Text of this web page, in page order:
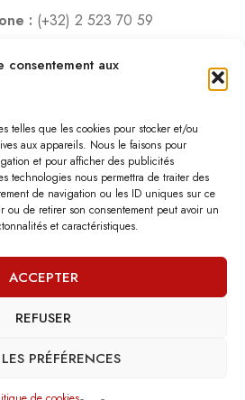
consentement aux
telles que les cookies pour stocker et/ou
aux appareils. Nous le faisons pour
et pour afficher des publicités
technologies nous permettra de traiter des
de navigation ou les ID uniques sur ce
ou de retirer son consentement peut avoir un
et caractéristiques.
ACCEPTER
REFUSER
PRÉFÉRENCES
: (+32) 2 523 70 59
Deux Gares 6, 1070 Bruxelles
:10:00 – 18:30
13:00 – 15:00 -18:30
:12:00-18:00
fermés les jours fériés.
réservés.